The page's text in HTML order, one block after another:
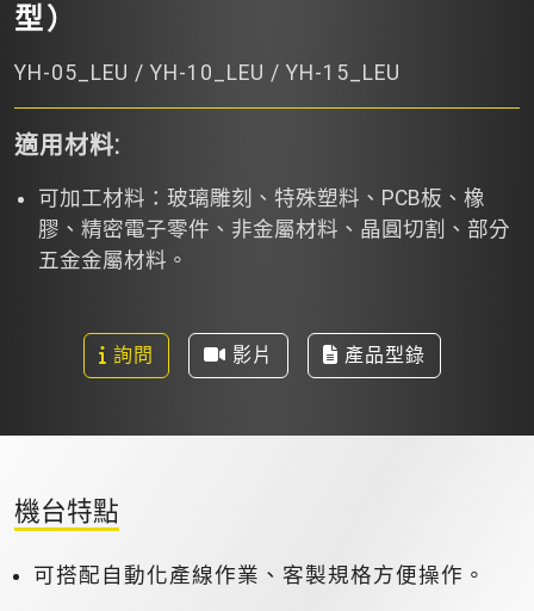
型）
YH-05_LEU / YH-10_LEU / YH-15_LEU
適用材料:
可加工材料：玻璃雕刻、特殊塑料、PCB板、橡
膠、精密電子零件、非金屬材料、晶圓切割、部分
五金金屬材料。
詢問 影片 產品型錄
機台特點
可搭配自動化產線作業、客製規格方便操作。